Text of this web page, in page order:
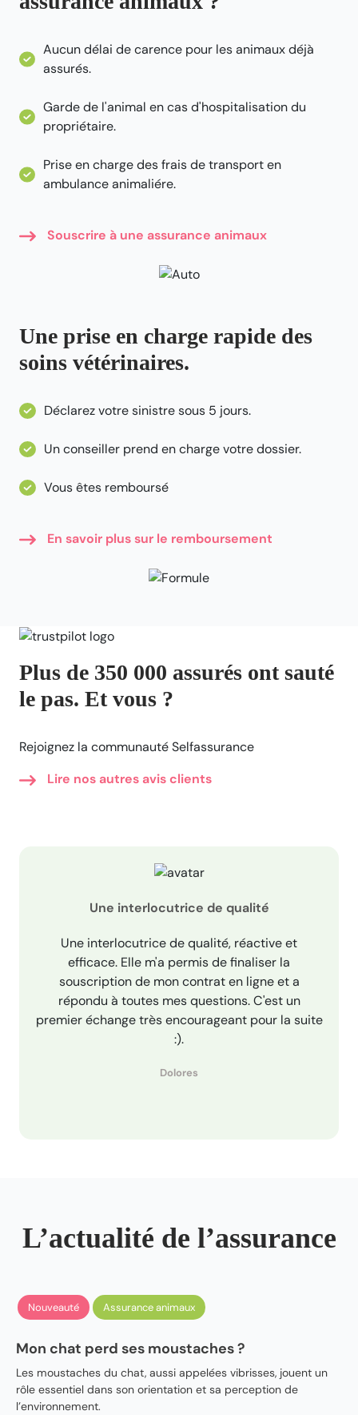
Aucun délai de carence pour les animaux déjà
assurés.
Garde de l'animal en cas d'hospitalisation du
propriétaire.
Prise en charge des frais de transport en
ambulance animaliére.
Souscrire à une assurance animaux
Une prise en charge rapide des
soins vétérinaires.
Déclarez votre sinistre sous 5 jours.
Un conseiller prend en charge votre dossier.
Vous êtes remboursé
En savoir plus sur le remboursement
Plus de 350 000 assurés ont sauté
le pas. Et vous ?
Rejoignez la communauté Selfassurance
Lire nos autres avis clients
Une interlocutrice de qualité
Une interlocutrice de qualité, réactive et
efficace. Elle m'a permis de finaliser la
souscription de mon contrat en ligne et a
répondu à toutes mes questions. C'est un
premier échange très encourageant pour la suite
:).
Dolores
L’actualité de l’assurance
Nouveauté Assurance animaux
Mon chat perd ses moustaches ?
Les moustaches du chat, aussi appelées vibrisses, jouent un
rôle essentiel dans son orientation et sa perception de
l’environnement.